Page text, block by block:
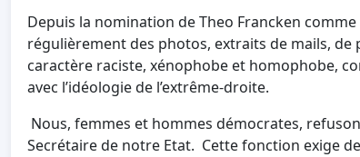
Depuis la nomination de Theo Francken
régulièrement des photos, extraits de mails,
caractère raciste, xénophobe et homophobe,
avec l’idéologie de l’extrême-droite.
Nous, femmes et hommes démocrates,
Secrétaire de notre Etat. Cette fonction exige